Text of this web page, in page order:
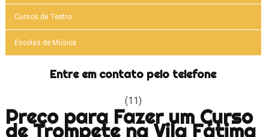
Cursos de Teatro
Escolas de Música
Entre em contato pelo telefone
(11)
Preço para Fazer um Curso
de Trompete na Vila Fátima